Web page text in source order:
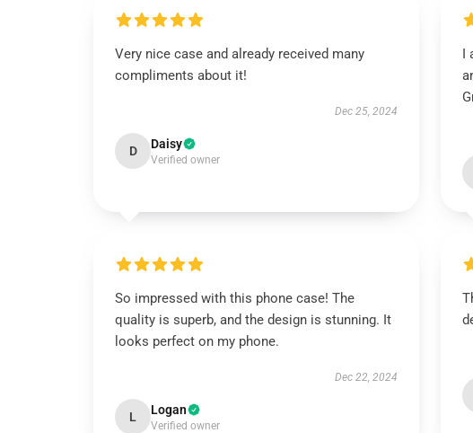
Very nice case and already received many
compliments about it!
Dec 25, 2024
D Daisy
Verified owner
I
So impressed with this phone case! The
quality is superb, and the design is stunning. It
looks perfect on my phone.
Dec 22, 2024
L Logan
Verified owner